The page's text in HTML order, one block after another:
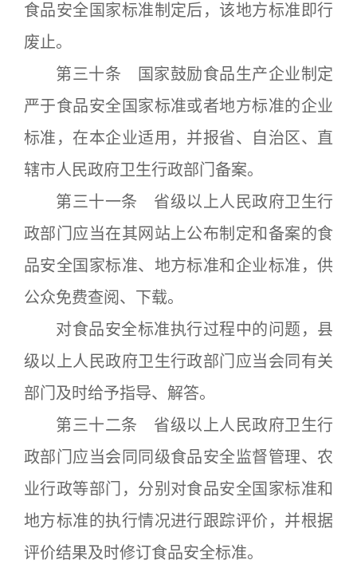
食品安全国家标准制定后，该地方标准即行
废止。
第三十条 国家鼓励食品生产企业制定
严于食品安全国家标准或者地方标准的企业
标准，在本企业适用，并报省、自治区、直
辖市人民政府卫生行政部门备案。
第三十一条 省级以上人民政府卫生行
政部门应当在其网站上公布制定和备案的食
品安全国家标准、地方标准和企业标准，供
公众免费查阅、下载。
对食品安全标准执行过程中的问题，县
级以上人民政府卫生行政部门应当会同有关
部门及时给予指导、解答。
第三十二条 省级以上人民政府卫生行
政部门应当会同同级食品安全监督管理、农
业行政等部门，分别对食品安全国家标准和
地方标准的执行情况进行跟踪评价，并根据
评价结果及时修订食品安全标准。